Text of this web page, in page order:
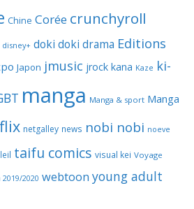
Chine Corée crunchyroll
disney+ doki doki drama Editions
Japon jmusic jrock kana Kaze ki-
manga Manga & sport Manga
netgalley news nobi nobi noeve
taifu comics visual kei Voyage
2019/2020 webtoon young adult